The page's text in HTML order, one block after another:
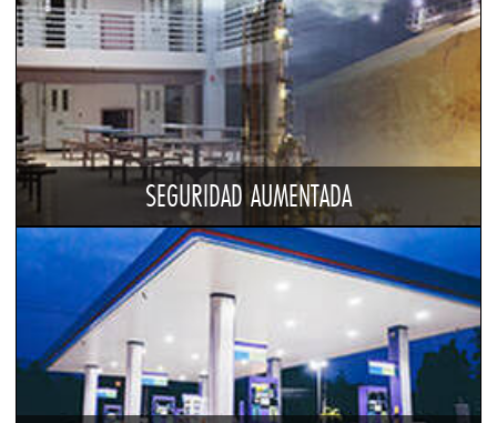
SEGURIDAD AUMENTADA